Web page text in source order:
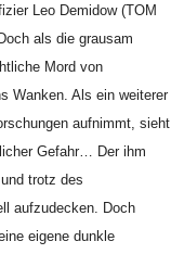
Leo Demidow (TOM
als die grausam
Mord von
Wanken. Als ein weiterer
aufnimmt, sieht
Gefahr… Der ihm
trotz des
aufzudecken. Doch
eigene dunkle